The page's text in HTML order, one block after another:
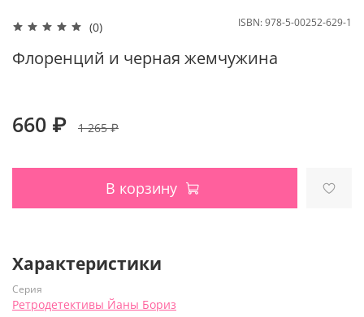
(0) ISBN:978-5-00252-629-1
Флоренций и черная жемчужина
660 ₽ 1 265 ₽
В корзину
Характеристики
Серия
Ретродетективы Йаны Бориз